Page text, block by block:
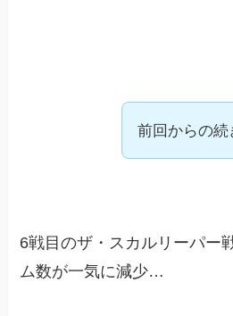
前回からの続
6戦目のザ・スカルリーパー
ム数が一気に減少…